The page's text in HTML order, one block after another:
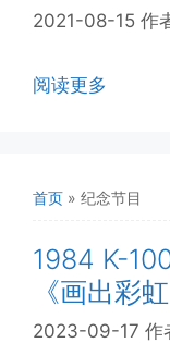
2021-08-15 作
阅读更多
首页 » 纪念节目
1984 K-
《画出彩
2023-09-17 作